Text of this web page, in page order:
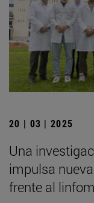
20 | 03 | 2025
Una
impulsa
frente al